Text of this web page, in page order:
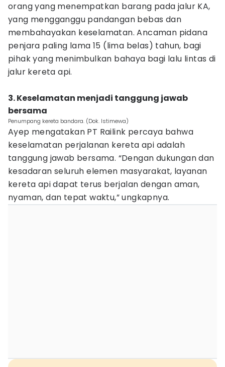
orang yang menempatkan barang pada jalur KA,
yang mengganggu pandangan bebas dan
membahayakan keselamatan. Ancaman pidana
penjara paling lama 15 (lima belas) tahun, bagi
pihak yang menimbulkan bahaya bagi lalu lintas di
jalur kereta api.
3. Keselamatan menjadi tanggung jawab
bersama
Penumpang kereta bandara. (Dok. Istimewa)
Ayep mengatakan PT Railink percaya bahwa
keselamatan perjalanan kereta api adalah
tanggung jawab bersama. “Dengan dukungan dan
kesadaran seluruh elemen masyarakat, layanan
kereta api dapat terus berjalan dengan aman,
nyaman, dan tepat waktu,” ungkapnya.